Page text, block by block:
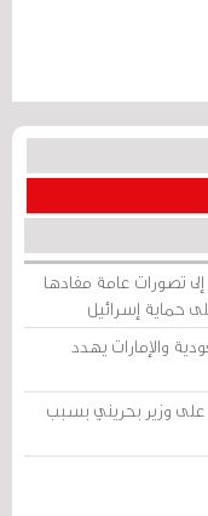
إلى تصورات عامة مفادها
حماية إسرائيل
والإمارات يهدد
وزير بحريني بسبب